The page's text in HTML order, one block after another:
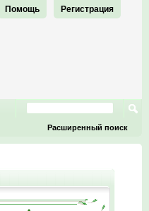
Регистрация
Помощь
Расширенный поиск